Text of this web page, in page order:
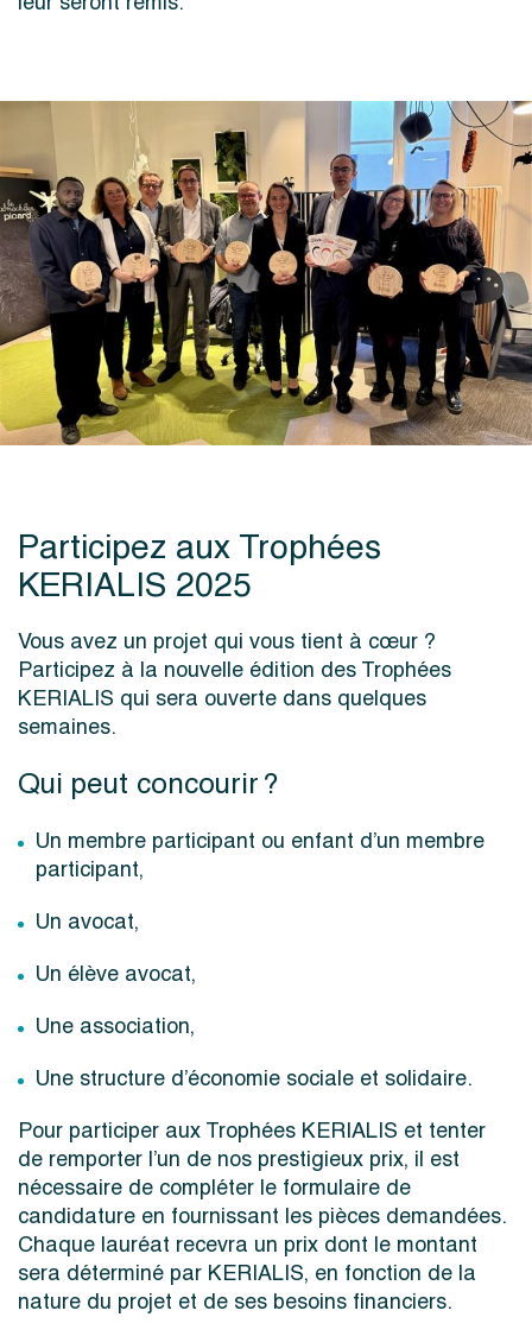
Participez aux Trophées
KERIALIS 2025
Vous avez un projet qui vous tient à cœur ?
Participez à la nouvelle édition des Trophées
KERIALIS qui sera ouverte dans quelques
semaines.
Qui peut concourir ?
Un membre participant ou enfant d’un membre
participant,
Un avocat,
Un élève avocat,
Une association,
Une structure d’économie sociale et solidaire.
Pour participer aux Trophées KERIALIS et tenter
de remporter l’un de nos prestigieux prix, il est
nécessaire de compléter le formulaire de
candidature en fournissant les pièces demandées.
Chaque lauréat recevra un prix dont le montant
sera déterminé par KERIALIS, en fonction de la
nature du projet et de ses besoins financiers.